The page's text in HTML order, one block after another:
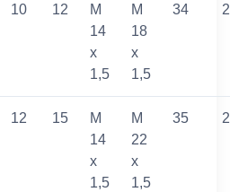
10 12
M
14
x
1,5
M
18
x
1,5
34
12 15
M
14
x
1,5
M
22
x
1,5
35